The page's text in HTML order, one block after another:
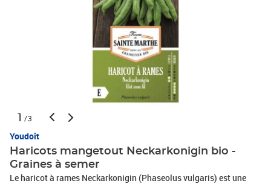
1 /3
Youdoit
Haricots mangetout Neckarkonigin bio -
Graines à semer
Le haricot à rames Neckarkonigin (Phaseolus vulgaris) est une